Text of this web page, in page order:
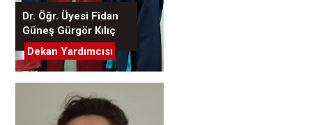
Dekan Yardımcısı
Dr. Öğr. Üyesi Fidan
Güneş Gürgör Kılıç